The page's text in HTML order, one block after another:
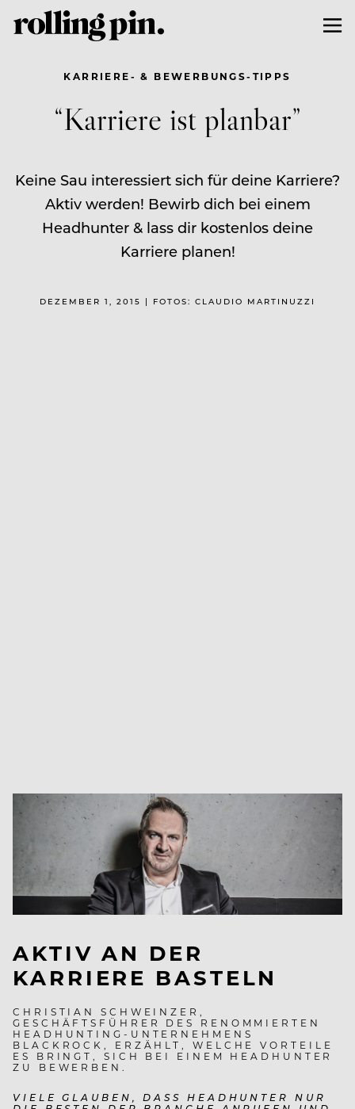
KARRIERE- & BEWERBUNGS-TIPPS
“Karriere ist planbar”
Keine Sau interessiert sich für deine Karriere?
Aktiv werden! Bewirb dich bei einem
Headhunter & lass dir kostenlos deine
Karriere planen!
DEZEMBER 1, 2015 | FOTOS: CLAUDIO MARTINUZZI
AKTIV AN DER
KARRIERE BASTELN
CHRISTIAN SCHWEINZER,
GESCHÄFTSFÜHRER DES RENOMMIERTEN
HEADHUNTING-UNTERNEHMENS
BLACKROCK, ERZÄHLT, WELCHE VORTEILE
ES BRINGT, SICH BEI EINEM HEADHUNTER
ZU BEWERBEN.
VIELE GLAUBEN, DASS HEADHUNTER NUR